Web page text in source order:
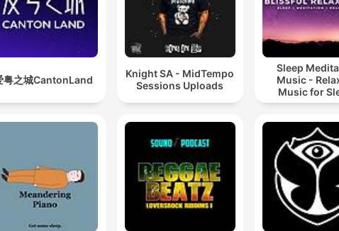
粤之城CantonLand
Knight SA - MidTempo
Sessions Uploads
Sleep
Music -
Music for